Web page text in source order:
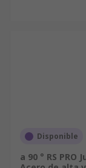
Disponible
a 90 ° RS